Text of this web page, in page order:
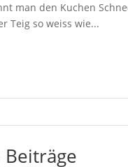
man den Kuchen
Teig so weiss wie...
Beiträge